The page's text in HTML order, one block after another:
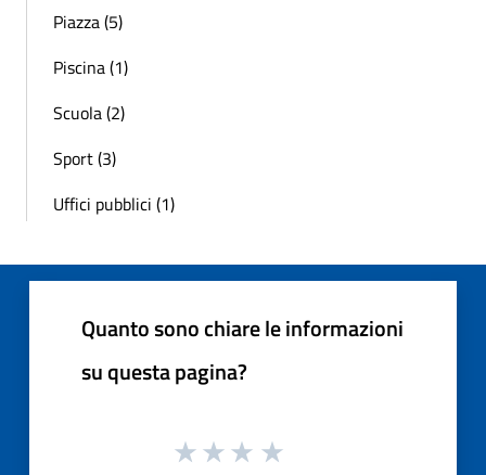
Piazza (5)
Piscina (1)
Scuola (2)
Sport (3)
Uffici pubblici (1)
Quanto sono chiare le informazioni
su questa pagina?